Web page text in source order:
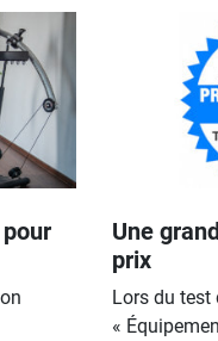
Une
prix
Lors du test
«